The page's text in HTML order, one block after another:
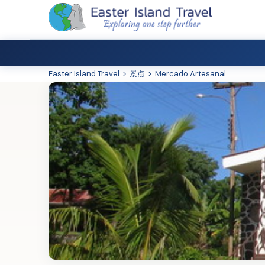
Easter Island Travel > 景点 > Mercado Artesanal